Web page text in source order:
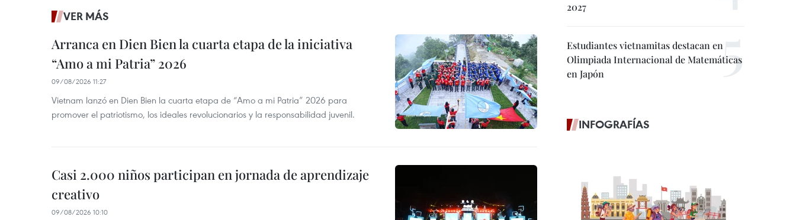
VER MÁS
Arranca en Dien Bien la cuarta etapa de la iniciativa
“Amo a mi Patria” 2026
09/08/2026 11:27
Vietnam lanzó en Dien Bien la cuarta etapa de “Amo a mi Patria” 2026 para
promover el patriotismo, los ideales revolucionarios y la responsabilidad juvenil.
Casi 2.000 niños participan en jornada de aprendizaje
creativo
09/08/2026 10:10
2027
Estudiantes vietnamitas destacan en
Olimpiada Internacional de Matemáticas
en Japón
INFOGRAFÍAS